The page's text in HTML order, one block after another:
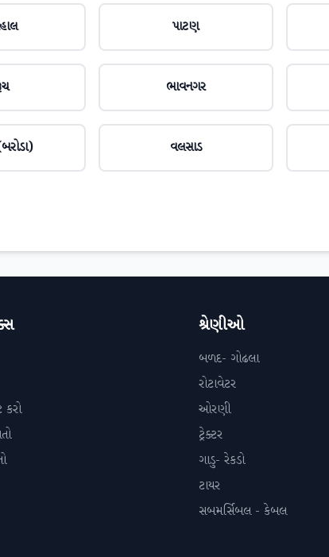
પાટણ
ભાવનગર
વલસાડ
કરો
શ્રેણીઓ
બળદ- ગોઢલા
રોટાવેટર
ઓરણી
ટ્રેક્ટર
ગાડુ- રેકડો
ટાયર
સબમર્સિબલ - કેબલ